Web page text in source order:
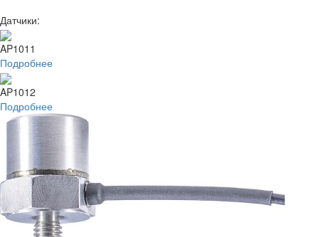
Датчики:
AP1011
Подробнее
AP1012
Подробнее